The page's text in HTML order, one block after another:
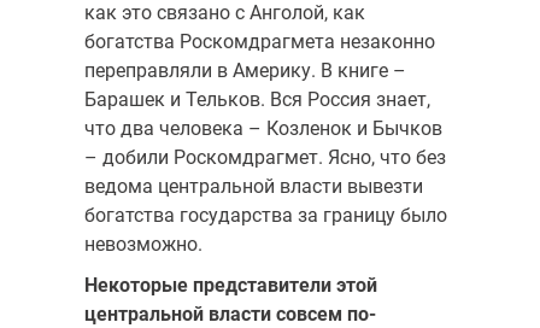
как это связано с Анголой, как
богатства Роскомдрагмета незаконно
переправляли в Америку. В книге –
Барашек и Тельков. Вся Россия знает,
что два человека – Козленок и Бычков
– добили Роскомдрагмет. Ясно, что без
ведома центральной власти вывезти
богатства государства за границу было
невозможно.
Некоторые представители этой
центральной власти совсем по-